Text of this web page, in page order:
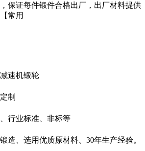
保证每件锻件合格出厂，出厂材料提供
常用
速机锻轮
制
行业标准、非标等
造、选用优质原材料、30年生产经验。